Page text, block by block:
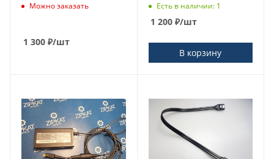
Можно заказать
1 300 ₽/шт
Есть в наличии: 1
1 200₽/шт
В корзину